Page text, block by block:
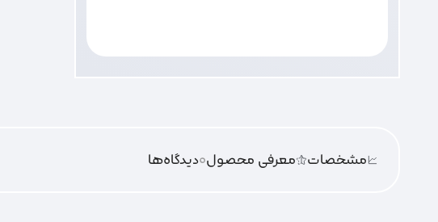
مشخصات معرفی محصول0دیدگاه‌‌ها